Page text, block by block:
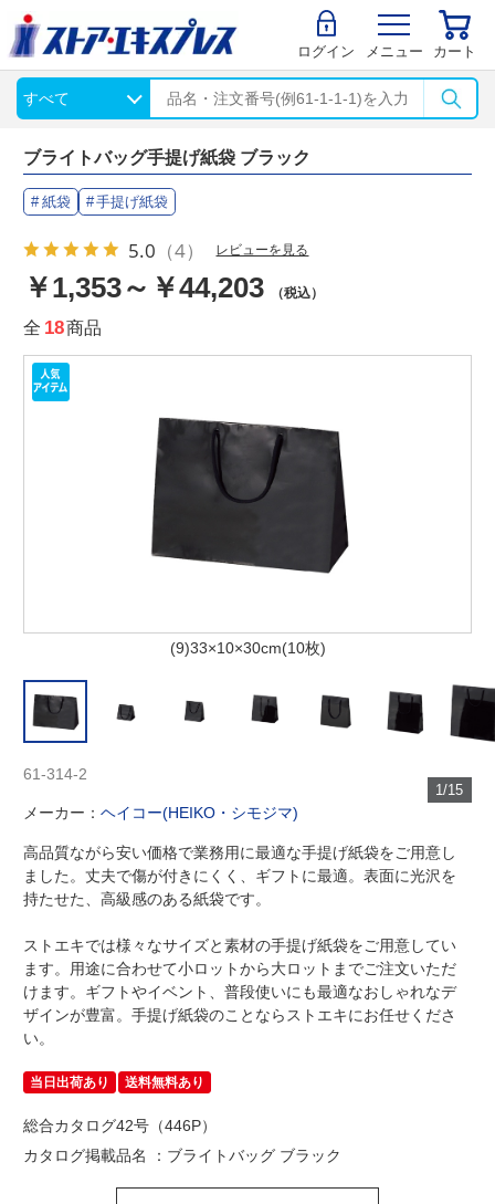
ログイン メニュー カート
ブライトバッグ手提げ紙袋 ブラック
紙袋 手提げ紙袋
5.0 （4） レビューを見る
￥1,353～￥44,203 （税込）
全 18商品
(9)33×10×30cm(10枚)
1/15
61-314-2
メーカー：ヘイコー(HEIKO・シモジマ)
高品質ながら安い価格で業務用に最適な手提げ紙袋をご用意し
ました。丈夫で傷が付きにくく、ギフトに最適。表面に光沢を
持たせた、高級感のある紙袋です。
ストエキでは様々なサイズと素材の手提げ紙袋をご用意してい
ます。用途に合わせて小ロットから大ロットまでご注文いただ
けます。ギフトやイベント、普段使いにも最適なおしゃれなデ
ザインが豊富。手提げ紙袋のことならストエキにお任せくださ
い。
当日出荷あり 送料無料あり
総合カタログ42号（446P）
カタログ掲載品名 ：ブライトバッグ ブラック